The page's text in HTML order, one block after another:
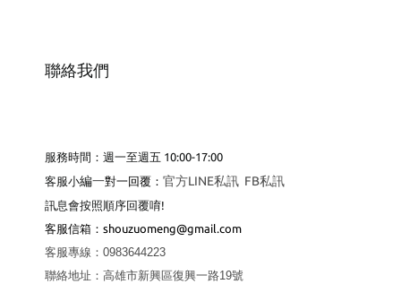
聯絡我們
服務時間：週一至週五 10:00-17:00
客服小編一對一回覆： 官方LINE私訊 FB私訊
訊息會按照順序回覆唷!
客服信箱：shouzuomeng@gmail.com
客服專線 ： 0983644223
聯絡地址 ： 高雄市新興區復興一路19號